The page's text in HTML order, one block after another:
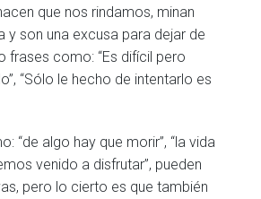
que nos rindamos, minan
y son una excusa para dejar de
frases como: “Es difícil pero
“Sólo le hecho de intentarlo es
“de algo hay que morir”, “la vida
venido a disfrutar”, pueden
pero lo cierto es que también